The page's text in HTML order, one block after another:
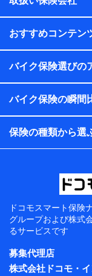
おすすめコンテン
バイク保険選びの
バイク保険の瞬間
保険の種類から選
ドコモスマート保険
グループおよび株式
るサービスです
募集代理店
株式会社ドコモ・